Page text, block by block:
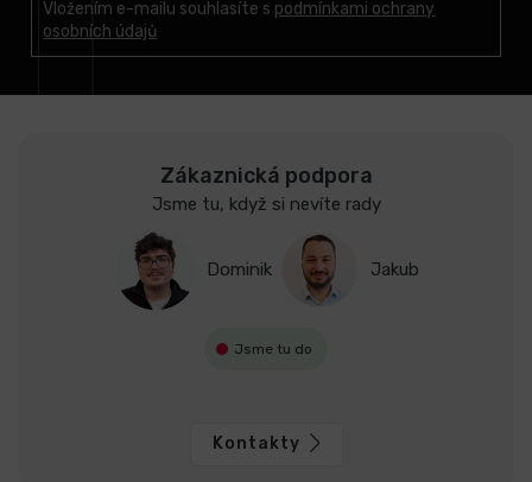
Vložením e-mailu souhlasíte s podmínkami ochrany
osobních údajů
Zákaznická podpora
Jsme tu, když si nevíte rady
Dominik Jakub
Jsme tu do
Kontakty